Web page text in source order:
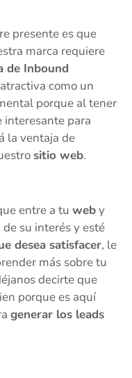
presente es que
marca requiere
de Inbound
como un
porque al tener
interesante para
la ventaja de
sitio web.
entre a tu weby
su interés y esté
desea satisfacer, le
más sobre tu
decirte que
porque es aquí
generar los leads